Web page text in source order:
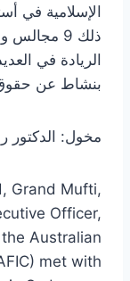
ذلك 9
الريادة في
بنشاط عن حقوق
مخول: الدكتور
Grand Mufti,
Officer,
Australian
met with